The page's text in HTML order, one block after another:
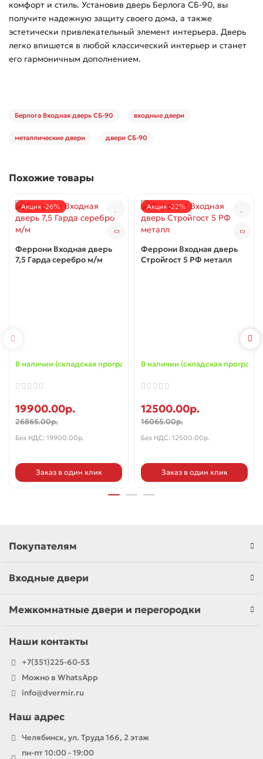
комфорт и стиль. Установив дверь Берлога СБ-90, вы
получите надежную защиту своего дома, а также
эстетически привлекательный элемент интерьера. Дверь
легко впишется в любой классический интерьер и станет
его гармоничным дополнением.
Берлога Входная дверь СБ-90 входные двери
металлические двери двери СБ-90
Похожие товары
Акция -26%
Феррони Входная дверь
7,5 Гарда серебро м/м
В наличии (складская программа) ✓
19900.00р.
26865.00р.
Без НДС: 19900.00р.
Заказ в один клик
Акция -22%
Феррони Входная дверь
Стройгост 5 РФ металл
В наличии (складская
12500.00р.
16065.00р.
Без НДС: 12500.00р.
Заказ в один клик
Покупателям
Входные двери
Межкомнатные двери и перегородки
Наши контакты
+7(351)225-60-53
Можно в WhatsApp
info@dvermir.ru
Наш адрес
Челябинск, ул. Труда 166, 2 этаж
пн-пт 10:00 - 19:00